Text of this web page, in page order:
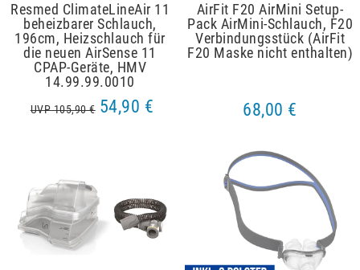
Resmed ClimateLineAir 11
beheizbarer Schlauch,
196cm, Heizschlauch für
die neuen AirSense 11
CPAP-Geräte, HMV
14.99.99.0010
UVP 105,90 € 54,90 €
AirFit F20 AirMini Setup-
Pack AirMini-Schlauch, F20
Verbindungsstück (AirFit
F20 Maske nicht enthalten)
68,00 €